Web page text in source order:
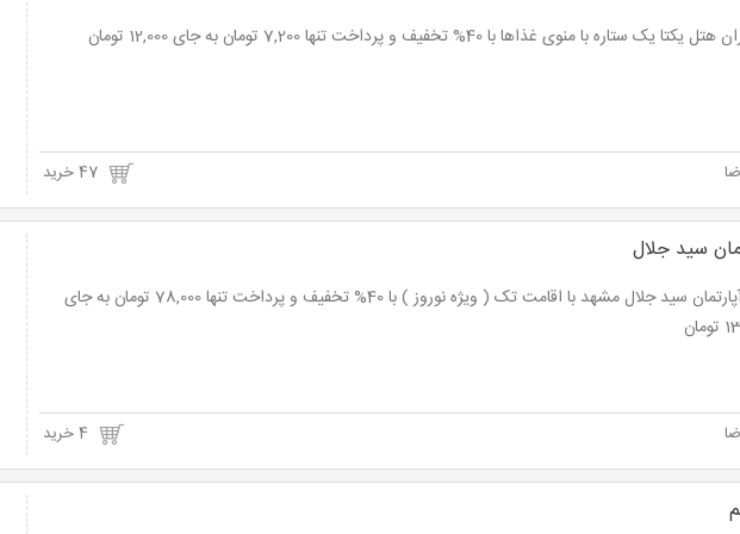
یک ستاره با منوی غذاها با 40% تخفیف و پرداخت تنها 7,200 تومان به جای 12,000 تومان
47 خرید
سید جلال
هتل آپارتمان سید جلال مشهد با اقامت تک ( ویژه نوروز ) با 40% تخفیف و پرداخت تنها 78,000 تومان به جای